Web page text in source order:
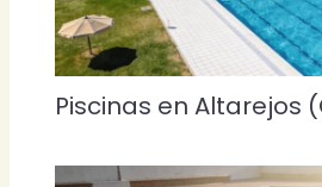
Piscinas en Altarejos